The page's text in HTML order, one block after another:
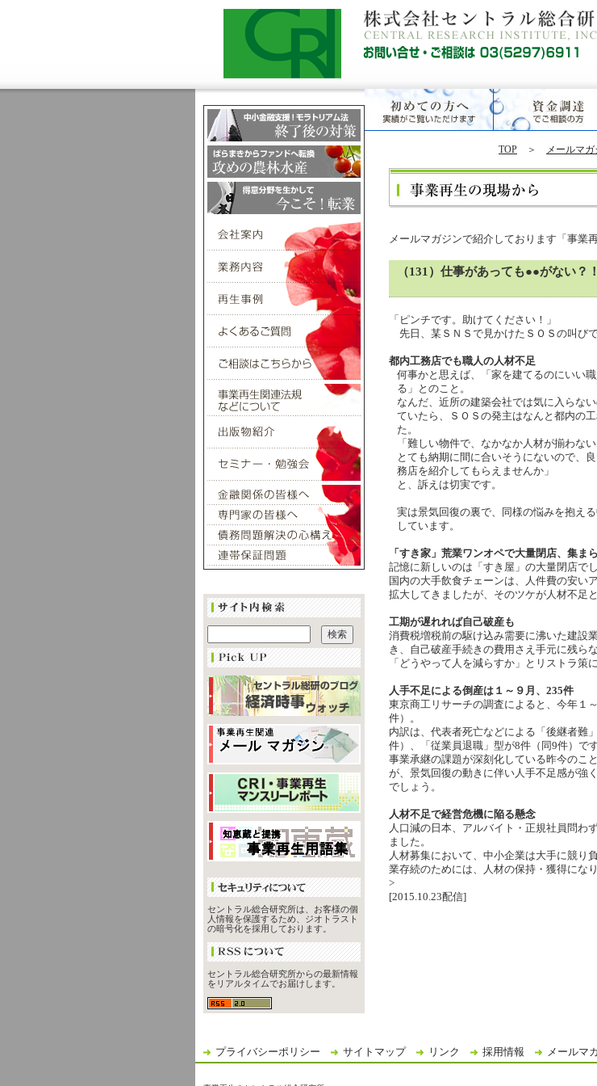
TOP ＞ メールマガ
メールマガジンで紹介しております「事業
（131）仕事があっても●●がない
「ピンチです。助けてください！」
先日、某ＳＮＳで見かけたＳＯＳの叫びで
都内工務店でも職人の人材不足
何事かと思えば、「家を建てるのにいい
る」とのこと。
なんだ、近所の建築会社では気に入らな
ていたら、ＳＯＳの発主はなんと都内の
た。
「難しい物件で、なかなか人材が揃わな
とても納期に間に合いそうにないので、
務店を紹介してもらえませんか」
と、訴えは切実です。
実は景気回復の裏で、同様の悩みを抱え
しています。
「すき家」荒業ワンオペで大量閉店、集ま
記憶に新しいのは「すき屋」の大量閉店でし
国内の大手飲食チェーンは、人件費の安い
拡大してきましたが、そのツケが人材不足
工期が遅れれば自己破産も
消費税増税前の駆け込み需要に沸いた建設
き、自己破産手続きの費用さえ手元に残ら
「どうやって人を減らすか」とリストラ策
人手不足による倒産は１～９月、235件
東京商工リサーチの調査によると、今年１
件）。
内訳は、代表者死亡などによる「後継者難
件）、「従業員退職」型が8件（同9件）です
事業承継の課題が深刻化している昨今のこ
が、景気回復の動きに伴い人手不足感が強
でしょう。
人材不足で経営危機に陥る懸念
人口減の日本、アルバイト・正規社員問わ
ました。
人材募集において、中小企業は大手に競り
業存続のためには、人材の保持・獲得にな
>
[2015.10.23配信]
セントラル総合研究所は、お客様の個
人情報を保護するため、ジオトラスト
の暗号化を採用しております。
セントラル総合研究所からの最新情報
をリアルタイムでお届けします。
プライバシーポリシー サイトマップ リンク 採用情報 メールマ